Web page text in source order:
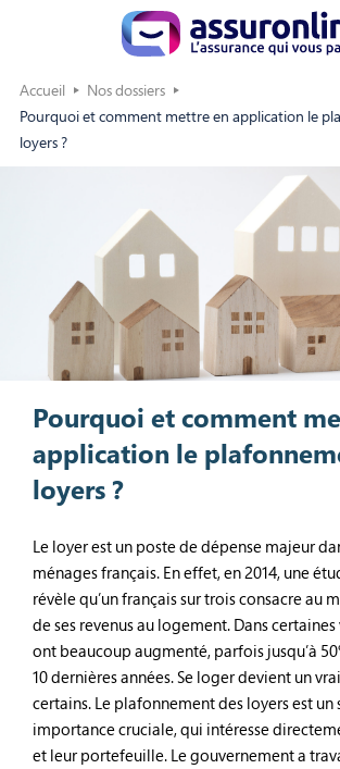
Accueil
Nos dossiers
Pourquoi et comment mettre en application le
loyers ?
Pourquoi et comment
application le
loyers ?
Le loyer est un poste de dépense majeur
ménages français. En effet, en 2014, une
révèle qu’un français sur trois consacre au
de ses revenus au logement. Dans
ont beaucoup augmenté, parfois jusqu’à
10 dernières années. Se loger devient un
certains. Le plafonnement des loyers est un
importance cruciale, qui intéresse
et leur portefeuille. Le gouvernement a